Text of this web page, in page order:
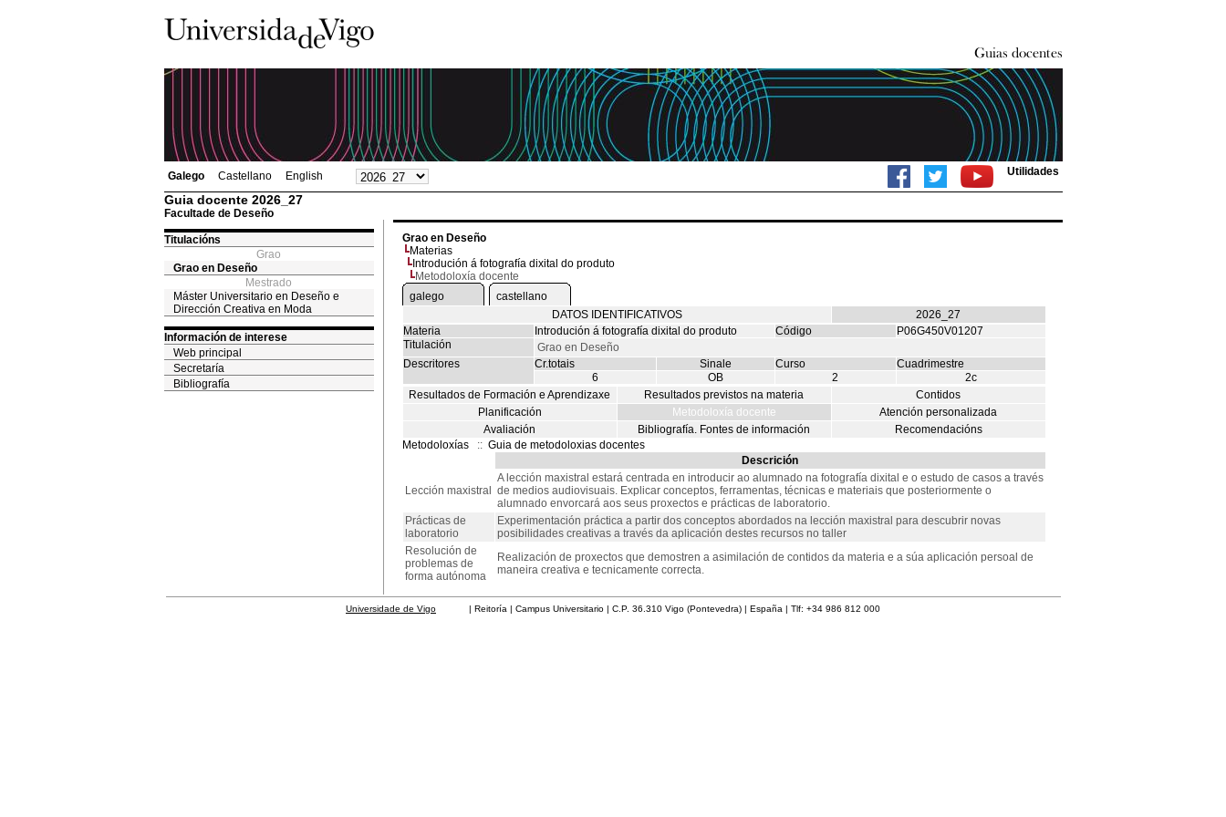
Galego Castellano English Utilidades
Guia docente 2026_27
Facultade de Deseño
Titulacións
Grao
Grao en Deseño
Mestrado
Máster Universitario en Deseño e
Dirección Creativa en Moda
Información de interese
Web principal
Secretaría
Bibliografía
Grao en Deseño
Materias
Introdución á fotografía dixital do produto
Metodoloxía docente
galego
castellano
DATOS IDENTIFICATIVOS
2026_27
Materia
Introdución á fotografía dixital do produto Código
P06G450V01207
Titulación
Grao en Deseño
Descritores
Cr.totais Sinale Curso
Cuadrimestre
6
OB 2
2c
Resultados de Formación e Aprendizaxe
Resultados previstos na materia
Contidos
Planificación
Metodoloxía docente
Atención personalizada
Avaliación
Bibliografía. Fontes de información
Recomendacións
Metodoloxías
:: Guia de metodoloxias docentes
Descrición
Lección maxistral
A lección maxistral estará centrada en introducir ao alumnado na fotografía dixital e o estudo de casos a través
de medios audiovisuais. Explicar conceptos, ferramentas, técnicas e materiais que posteriormente o
alumnado envorcará aos seus proxectos e prácticas de laboratorio.
Prácticas de
laboratorio
Experimentación práctica a partir dos conceptos abordados na lección maxistral para descubrir novas
posibilidades creativas a través da aplicación destes recursos no taller
Resolución de
problemas de
forma autónoma
Realización de proxectos que demostren a asimilación de contidos da materia e a súa aplicación persoal de
maneira creativa e tecnicamente correcta.
Universidade de Vigo | Reitoría | Campus Universitario | C.P. 36.310 Vigo (Pontevedra) | España | Tlf: +34 986 812 000